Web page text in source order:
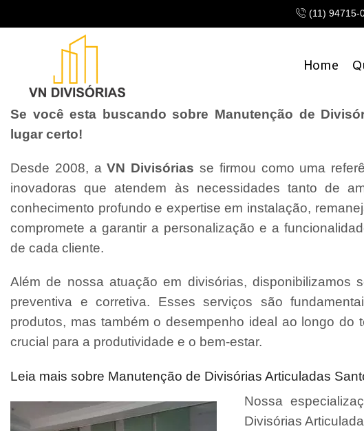
(11) 94715-
Home
Se você esta buscando sobre Manutenção de
lugar certo!
Desde 2008, aVN Divisórias se firmou como uma
inovadoras que atendem às necessidades tanto de
conhecimento profundo e expertise em instalação,
compromete a garantir a personalização e a
de cada cliente.
Além de nossa atuação em divisórias, disponibilizamos
preventiva e corretiva. Esses serviços são
produtos, mas também o desempenho ideal ao longo do
crucial para a produtividade e o bem-estar.
Leia mais sobre Manutenção de Divisórias Articuladas
Nossa
Divisórias